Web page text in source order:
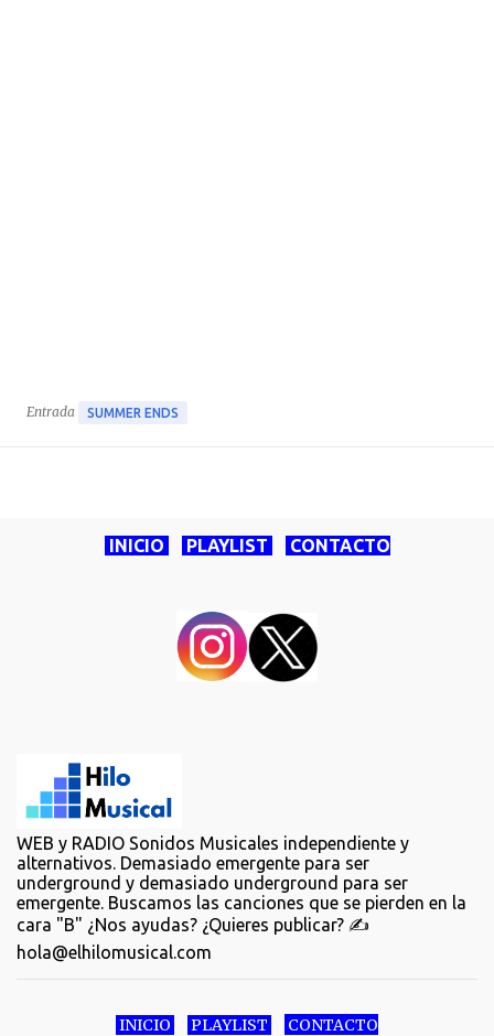
Entrada SUMMER ENDS
INICIO PLAYLIST CONTACTO
WEB y RADIO Sonidos Musicales independiente y
alternativos. Demasiado emergente para ser
underground y demasiado underground para ser
emergente. Buscamos las canciones que se pierden en la
cara "B" ¿Nos ayudas? ¿Quieres publicar? ✍️
hola@elhilomusical.com
INICIO PLAYLIST CONTACTO